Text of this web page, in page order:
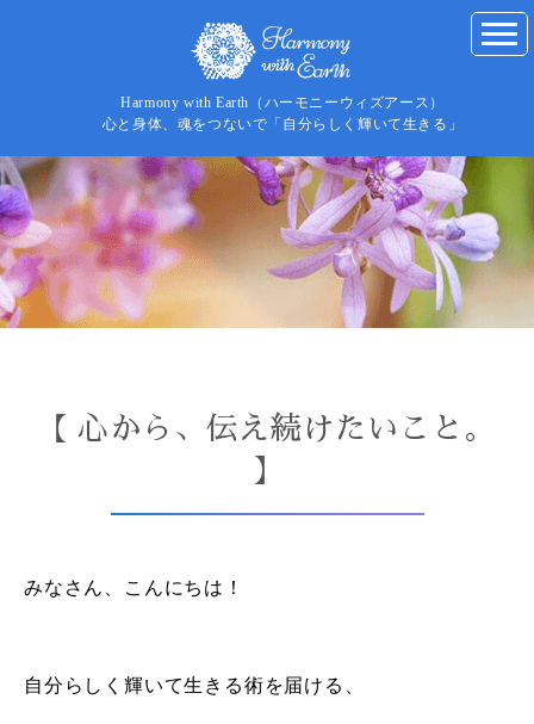
Harmony with Earth（ハーモニーウィズアース）
心と身体、魂をつないで「自分らしく輝いて生きる」
【 心から、伝え続けたいこと。
】
みなさん、こんにちは！
自分らしく輝いて生きる術を届ける、